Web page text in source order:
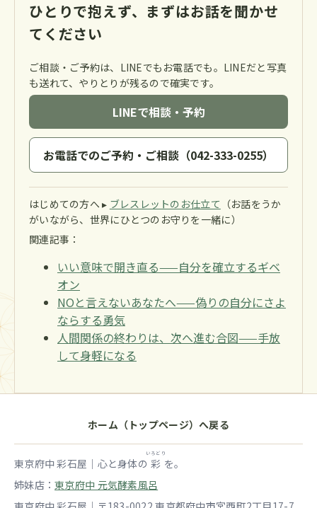
ひとりで抱えず、まずはお話を聞かせ
てください
ご相談・ご予約は、LINEでもお電話でも。LINEだと写真
も送れて、やりとりが残るので確実です。
LINEで相談・予約
お電話でのご予約・ご相談（042-333-0255）
はじめての方へ ▸ ブレスレットのお仕立て （お話をうか
がいながら、世界にひとつのお守りを一緒に）
関連記事：
いい意味で開き直る——自分を確立するギベ
オン
NOと言えないあなたへ——偽りの自分にさよ
ならする勇気
人間関係の終わりは、次へ進む合図——手放
して身軽になる
ホーム（トップページ）へ戻る
東京府中 彩石屋｜心と身体の 彩
いろどり
を。
姉妹店：東京府中 元気酵素風呂